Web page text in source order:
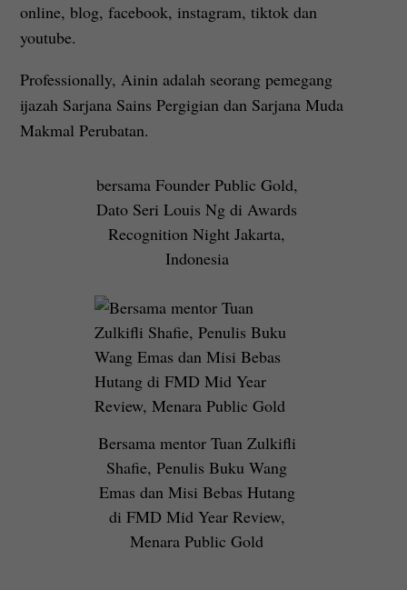
online, blog, facebook, instagram, tiktok dan
youtube.
Professionally, Ainin adalah seorang pemegang
ijazah Sarjana Sains Pergigian dan Sarjana Muda
Makmal Perubatan.
bersama Founder Public Gold,
Dato Seri Louis Ng di Awards
Recognition Night Jakarta,
Indonesia
Bersama mentor Tuan Zulkifli
Shafie, Penulis Buku Wang
Emas dan Misi Bebas Hutang
di FMD Mid Year Review,
Menara Public Gold